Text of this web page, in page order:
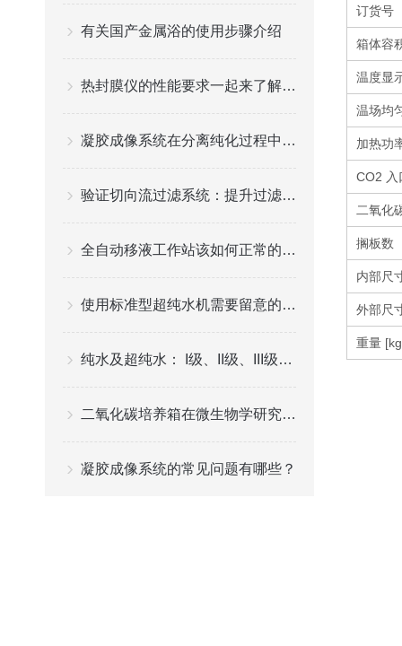
有关国产金属浴的使用步骤介绍
热封膜仪的性能要求一起来了解一下吧
凝胶成像系统在分离纯化过程中起到一个重要的角色
验证切向流过滤系统：提升过滤效率与稳定性
全自动移液工作站该如何正常的保养与维护？
使用标准型超纯水机需要留意的事项
纯水及超纯水： I级、II级、III级水的应用指南
二氧化碳培养箱在微生物学研究中的应用
凝胶成像系统的常见问题有哪些？
订货号
箱体容
温度显
温场均
加热功
CO2 入
二氧化
搁板数
内部尺
外部尺
重量